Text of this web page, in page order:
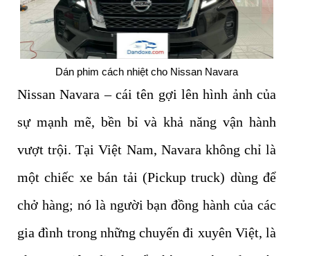
Dán phim cách nhiệt cho Nissan Navara
Nissan Navara – cái tên gợi lên hình ảnh của
sự mạnh mẽ, bền bỉ và khả năng vận hành
vượt trội. Tại Việt Nam, Navara không chỉ là
một chiếc xe bán tải (Pickup truck) dùng để
chở hàng; nó là người bạn đồng hành của các
gia đình trong những chuyến đi xuyên Việt, là